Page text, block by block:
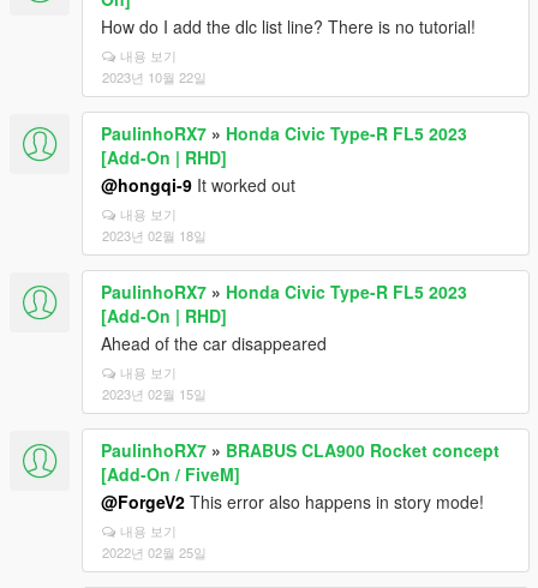
How do I add the dlc list line? There is no tutorial!
내용 보기
2023년 10월 22일
PaulinhoRX7 » Honda Civic Type-R FL5 2023
[Add-On | RHD]
@hongqi-9 It worked out
내용 보기
2023년 02월 18일
PaulinhoRX7 » Honda Civic Type-R FL5 2023
[Add-On | RHD]
Ahead of the car disappeared
내용 보기
2023년 02월 15일
PaulinhoRX7 » BRABUS CLA900 Rocket concept
[Add-On / FiveM]
@ForgeV2 This error also happens in story mode!
내용 보기
2022년 02월 25일